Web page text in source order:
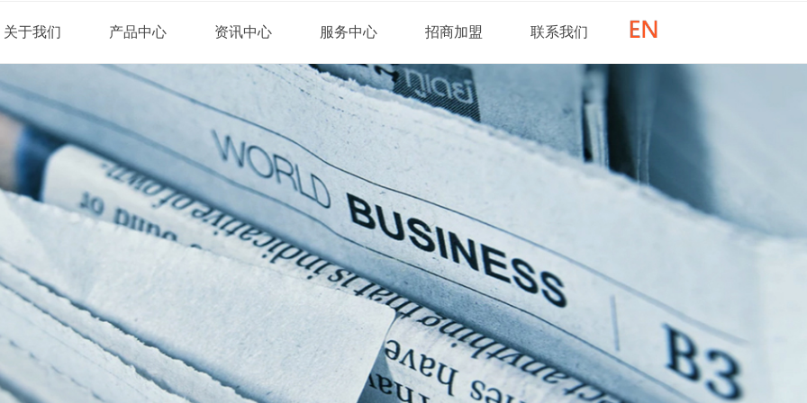
关于我们 产品中心 资讯中心 服务中心 招商加盟 联系我们